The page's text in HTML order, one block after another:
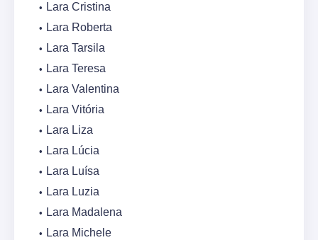
Lara Cristina
Lara Roberta
Lara Tarsila
Lara Teresa
Lara Valentina
Lara Vitória
Lara Liza
Lara Lúcia
Lara Luísa
Lara Luzia
Lara Madalena
Lara Michele